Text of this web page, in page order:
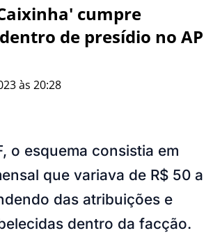
cumpre
de presídio no AP
às 20:28
o esquema consistia em
que variava de R$ 50 a
das atribuições e
dentro da facção.